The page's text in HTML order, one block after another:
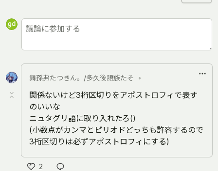
舞孫弗たつきん。/多久後語族たそ •
関係ないけど3桁区切りをアポストロフィで表す
のいいな
ニュタグリ語に取り入れたろ()
(小数点がカンマとピリオドどっちも許容するので
3桁区切りは必ずアポストロフィにする)
2